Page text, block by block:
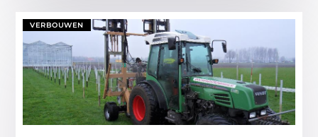
VERBOUWEN